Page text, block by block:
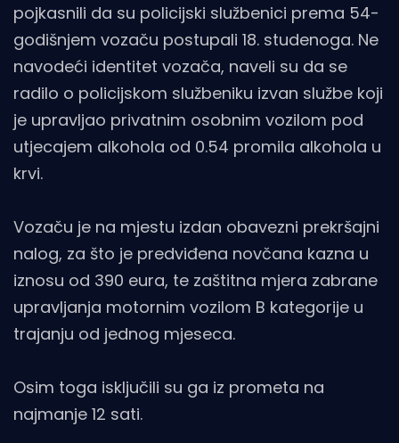
pojkasnili da su policijski službenici prema 54-
godišnjem vozaču postupali 18. studenoga. Ne
navodeći identitet vozača, naveli su da se
radilo o policijskom službeniku izvan službe koji
je upravljao privatnim osobnim vozilom pod
utjecajem alkohola od 0.54 promila alkohola u
krvi.
Vozaču je na mjestu izdan obavezni prekršajni
nalog, za što je predviđena novčana kazna u
iznosu od 390 eura, te zaštitna mjera zabrane
upravljanja motornim vozilom B kategorije u
trajanju od jednog mjeseca.
Osim toga isključili su ga iz prometa na
najmanje 12 sati.